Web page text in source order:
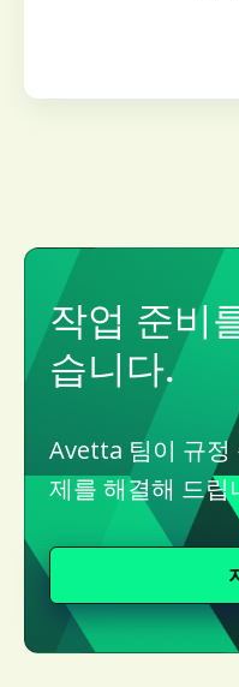
작업 준비
습니다.
Avetta 팀이 규정
제를 해결해 드립